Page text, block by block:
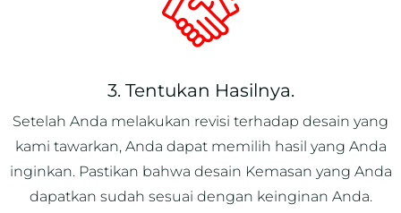
3. Tentukan Hasilnya.
Setelah Anda melakukan revisi terhadap desain yang
kami tawarkan, Anda dapat memilih hasil yang Anda
inginkan. Pastikan bahwa desain Kemasan yang Anda
dapatkan sudah sesuai dengan keinginan Anda.